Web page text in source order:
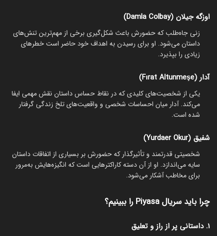
اوزگه جیلان (Damla Colbay)
زنی جاه‌طلب که حضورش باعث شکل‌گیری برخی از مهم‌ترین تنش‌های
داستان می‌شود. او برای رسیدن به اهداف خود حاضر است خطرهای
زیادی را بپذیرد.
آدار (Fırat Altunmeşe)
یکی از شخصیت‌های کلیدی که در نقاط حساس داستان نقش مهمی ایفا
می‌کند. آدار میان احساسات شخصی و واقعیت‌های تلخ زندگی گرفتار
شده است.
شفیق (Yurdaer Okur)
شخصیتی قدرتمند و تأثیرگذار که حضورش بر بسیاری از اتفاقات داستان
سایه می‌اندازد. او از آن دسته کاراکترهایی است که انگیزه‌هایش به‌مرور
برای مخاطب آشکار می‌شود.
چرا باید سریال Piyasa را ببینیم؟
۱. داستانی پر از راز و تعلیق